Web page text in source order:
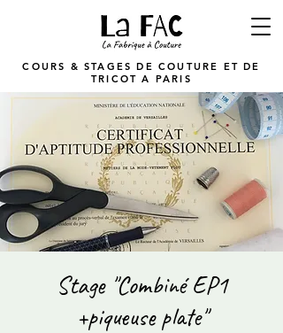
COURS & STAGES DE COUTURE ET DE
TRICOT A PARIS
Stage "Combiné EP1
+piqueuse plate"